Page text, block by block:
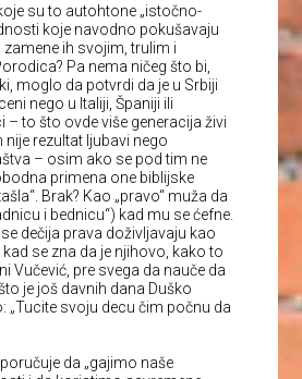
su to autohtone „istočno-
koje navodno pokušavaju
ih svojim, trulim i
Pa nema ničeg što bi,
moglo da potvrdi da je u Srbiji
nego u Italiji, Španiji ili
– to što ovde više generacija živi
rezultat ljubavi nego
– osim ako se pod tim ne
primena one biblijske
Brak? Kao „pravo“ muža da
i bednicu“) kad mu se ćefne.
se dečija prava doživljavaju kao
se zna da je njihovo, kako to
Vučević, pre svega da nauče da
je još davnih dana Duško
„Tucite svoju decu čim počnu da
da „gajimo naše